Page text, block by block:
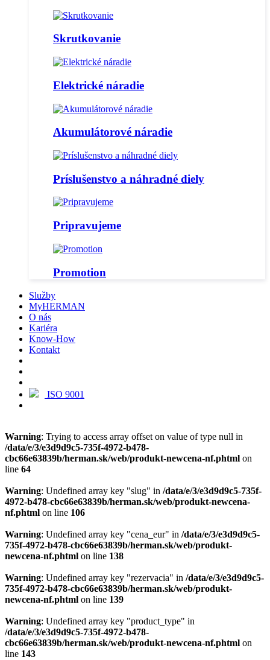
Skrutkovanie
Elektrické náradie
Akumulátorové náradie
Príslušenstvo a náhradné diely
Pripravujeme
Promotion
Služby
MyHERMAN
O nás
Kariéra
Know-How
Kontakt
ISO 9001
Warning: Trying to access array offset on value of type null in
/data/e/3/e3d9d9c5-735f-4972-b478-
cbc66e63839b/herman.sk/web/produkt-newcena-nf.phtml on
line 64
Warning: Undefined array key "slug" in /data/e/3/e3d9d9c5-735f-
4972-b478-cbc66e63839b/herman.sk/web/produkt-newcena-
nf.phtml on line 106
Warning: Undefined array key "cena_eur" in /data/e/3/e3d9d9c5-
735f-4972-b478-cbc66e63839b/herman.sk/web/produkt-
newcena-nf.phtml on line 138
Warning: Undefined array key "rezervacia" in /data/e/3/e3d9d9c5-
735f-4972-b478-cbc66e63839b/herman.sk/web/produkt-
newcena-nf.phtml on line 139
Warning: Undefined array key "product_type" in
/data/e/3/e3d9d9c5-735f-4972-b478-
cbc66e63839b/herman.sk/web/produkt-newcena-nf.phtml on
line 143